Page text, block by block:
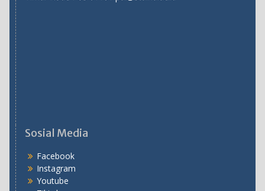
Sosial Media
Facebook
Instagram
Youtube